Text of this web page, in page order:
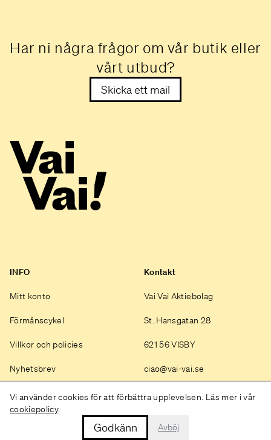
Vi använder cookies för att förbättra upplevelsen. Läs mer i vår
cookiepolicy.
Godkänn Avböj
Har ni några frågor om vår butik eller
vårt utbud?
Skicka ett mail
INFO
Mitt konto
Förmånscykel
Villkor och policies
Nyhetsbrev
Kontakt
Vai Vai Aktiebolag
St. Hansgatan 28
621 56 VISBY
ciao@vai-vai.se
Instagram